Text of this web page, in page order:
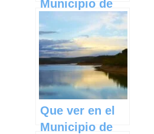
Municipio de
Pozorrubielos
de la Mancha
en Castilla La
Mancha
Que ver en el
Municipio de